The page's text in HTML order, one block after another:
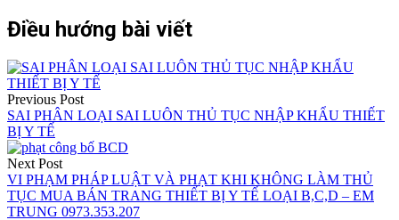
Điều hướng bài viết
Previous Post
SAI PHÂN LOẠI SAI LUÔN THỦ TỤC NHẬP KHẨU THIẾT
BỊ Y TẾ
Next Post
VI PHẠM PHÁP LUẬT VÀ PHẠT KHI KHÔNG LÀM THỦ
TỤC MUA BÁN TRANG THIẾT BỊ Y TẾ LOẠI B,C,D – EM
TRUNG 0973.353.207